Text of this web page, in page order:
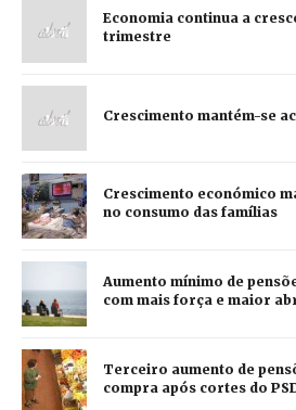
Economia continua a
trimestre
Crescimento mantém-se
Crescimento económico
no consumo das famílias
Aumento mínimo de
com mais força e maior
Terceiro aumento de
compra após cortes do